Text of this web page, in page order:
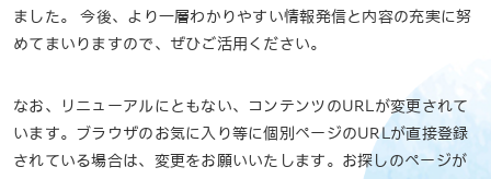
ました。 今後、より一層わかりやすい情報発信と内容の充実に努
めてまいりますので、ぜひご活用ください。
なお、リニューアルにともない、コンテンツのURLが変更されて
います。ブラウザのお気に入り等に個別ページのURLが直接登録
されている場合は、変更をお願いいたします。お探しのページが